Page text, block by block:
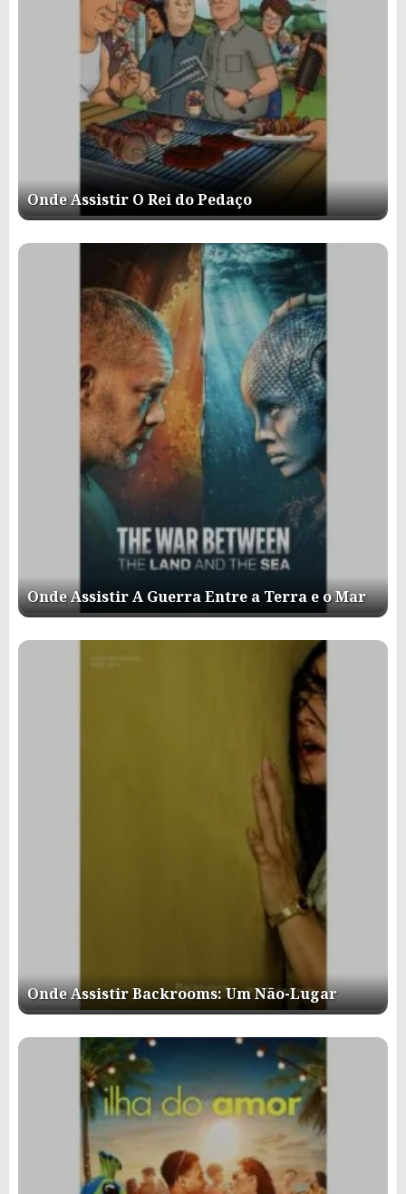
Onde Assistir O Rei do Pedaço
Onde Assistir A Guerra Entre a Terra e o Mar
Onde Assistir Backrooms: Um Não-Lugar